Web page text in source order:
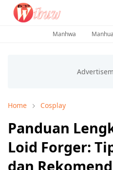
Manhwa Manhua
Home Cosplay
Panduan
Loid Forger:
dan